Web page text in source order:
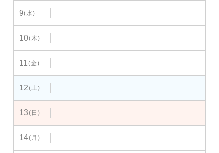
9(水)
10(木)
11(金)
12(土)
13(日)
14(月)